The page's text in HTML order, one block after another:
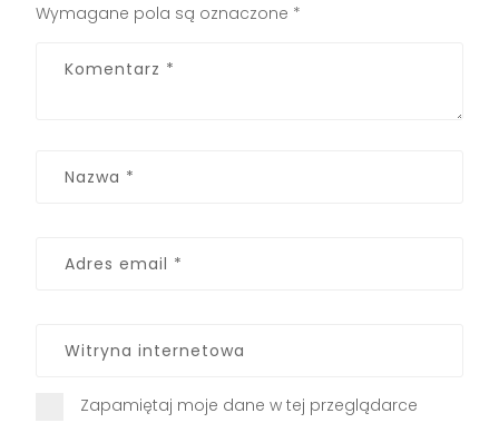
Wymagane pola są oznaczone *
Zapamiętaj moje dane w tej przeglądarce